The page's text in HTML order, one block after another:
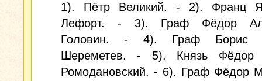
1). Пётр Великий. - 2). Франц
Лефорт. - 3). Граф Фёдор
Головин. - 4). Граф Борис
Шереметев. - 5). Князь Фёдор
Ромодановский. - 6). Граф Фёдор